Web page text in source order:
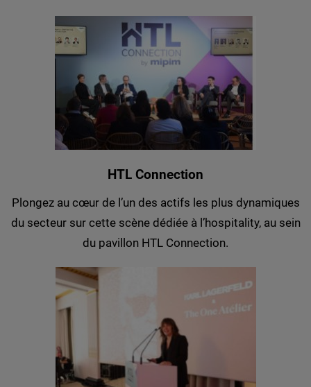
HTL Connection
Plongez au cœur de l’un des actifs les plus dynamiques
du secteur sur cette scène dédiée à l’hospitality, au sein
du pavillon HTL Connection.